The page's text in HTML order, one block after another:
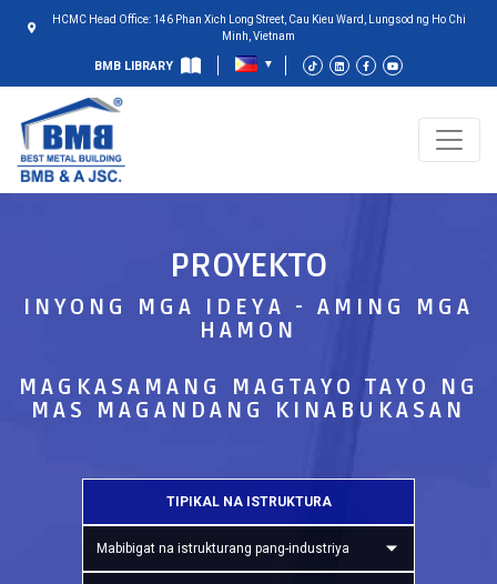
HCMC Head Office: 146 Phan Xich Long Street, Cau Kieu Ward, Lungsod ng Ho Chi
Minh, Vietnam
BMB LIBRARY
PROYEKTO
INYONG MGA IDEYA - AMING MGA
HAMON
MAGKASAMANG MAGTAYO TAYO NG
MAS MAGANDANG KINABUKASAN
TIPIKAL NA ISTRUKTURA
Mabibigat na istrukturang pang-industriya